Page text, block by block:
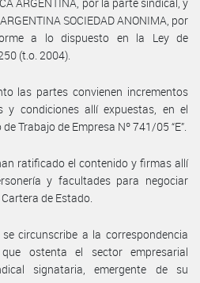
SOCIEDAD ANONIMA, por
a lo dispuesto en la Ley de
(t.o. 2004).
las partes convienen incrementos
y condiciones allí expuestas, en el
Trabajo de Empresa Nº 741/05 “E”.
ratificado el contenido y firmas allí
y facultades para negociar
de Estado.
circunscribe a la correspondencia
ostenta el sector empresarial
signataria, emergente de su